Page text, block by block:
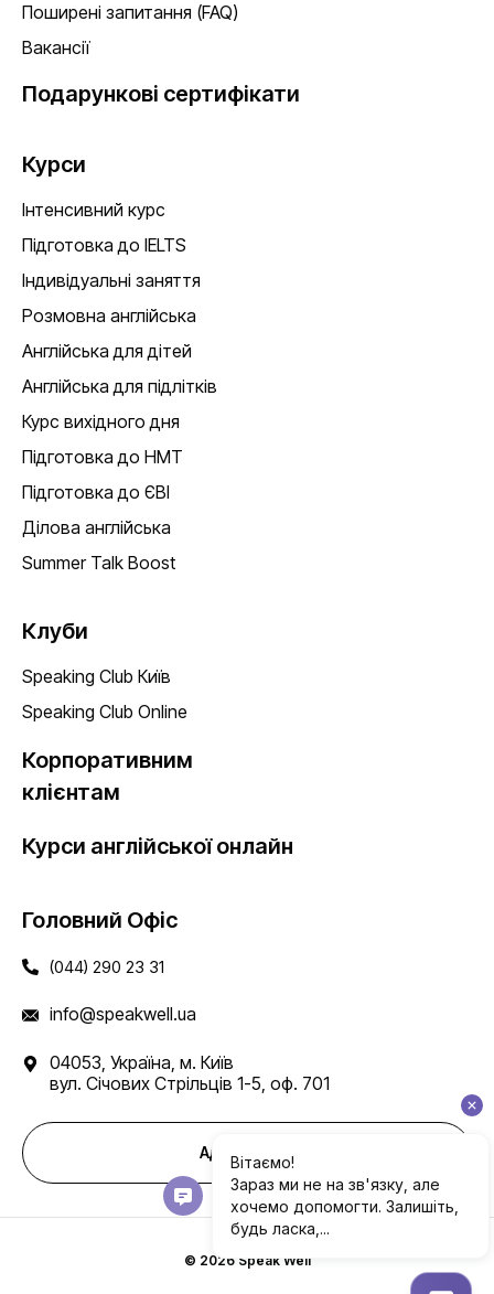
Поширені запитання (FAQ)
Вакансії
Подарункові сертифікати
Курси
Інтенсивний курс
Підготовка до IELTS
Індивідуальні заняття
Розмовна англійська
Англійська для дітей
Англійська для підлітків
Курс вихідного дня
Підготовка до НМТ
Підготовка до ЄВІ
Ділова англійська
Summer Talk Boost
Клуби
Speaking Club Київ
Speaking Club Online
Корпоративним
клієнтам
Курси англійської онлайн
Головний Офіс
(044) 290 23 31
info@speakwell.ua
04053, Україна, м. Київ
вул. Січових Стрільців 1-5, оф. 701
Адреси шкіл
© 2026 Speak Well